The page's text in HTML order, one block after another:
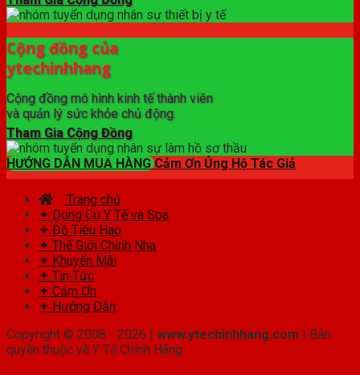
Cộng đồng của
ytechinhhang
Cộng đồng mô hình kinh tế thành viên
và quản lý sức khỏe chủ động.
Tham Gia Cộng Đồng
HƯỚNG DẪN MUA HÀNG Cảm Ơn Ủng Hộ Tác Giả
Trang chủ
✦ Dụng Cụ Y Tế và Spa
✦ Đồ Tiêu Hao
✦ Thế Giới Chỉnh Nha
✦ Khuyến Mãi
✦ Tin Tức
✦ Cảm Ơn
✦ Hướng Dẫn
Copyright © 2008 - 2026 | www.ytechinhhang.com | Bản
quyền thuộc về Y Tế Chính Hãng